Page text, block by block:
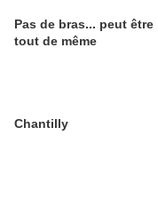
Pas de bras... peut
tout de même
Chantilly